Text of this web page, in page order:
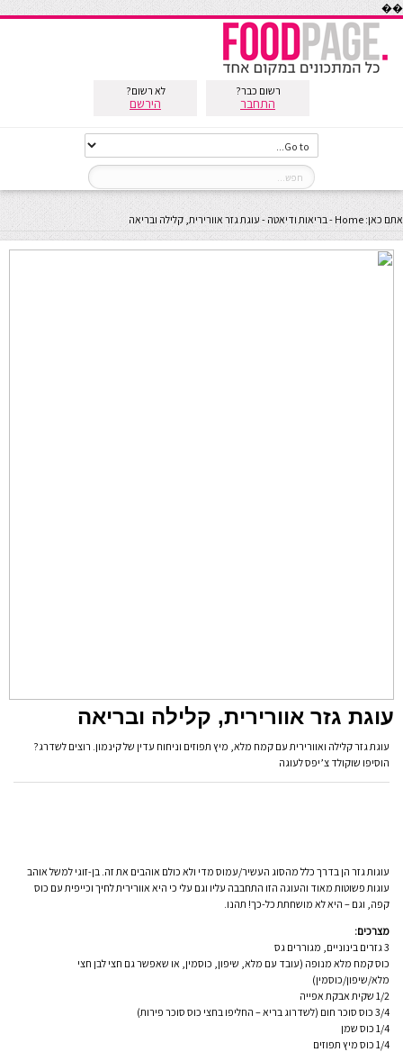
��
רשום כבר?
התחבר
לא רשום?
הירשם
אתם כאן: Home
-בריאות ודיאטה - עוגת גזר אוורירית, קלילה ובריאה
עוגת גזר אוורירית, קלילה ובריאה
עוגת גזר קלילה ואוורירית עם קמח מלא, מיץ תפוזים וניחוח עדין של קינמון. רוצים לשדרג?
הוסיפו שוקולד צ’יפס לעוגה
עוגות גזר הן בדרך כלל מהסוג העשיר/עמוס מדי ולא כולם אוהבים את זה. בן-זוגי למשל אוהב
עוגות פשוטות מאוד והעוגה הזו התחבבה עליו וגם עלי כי היא אוורירית לחיך וכייפית עם כוס
קפה, וגם – היא לא מושחתת כל-כך! תהנו.
מצרכים:
3 גזרים בינוניים, מגוררים גס
כוס קמח מלא מנופה (עובד עם מלא, שיפון, כוסמין, או שאפשר גם חצי לבן חצי
מלא/שיפון/כוסמין)
1/2 שקית אבקת אפייה
3/4 כוס סוכר חום (לשדרוג בריא – החליפו בחצי כוס סוכר פירות)
1/4 כוס שמן
1/4 כוס מיץ תפוזים